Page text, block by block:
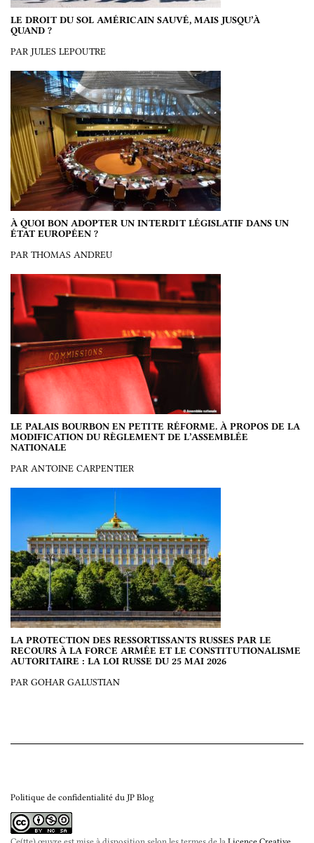
LE DROIT DU SOL AMÉRICAIN SAUVÉ, MAIS JUSQU’À
QUAND ?
PAR JULES LEPOUTRE
À QUOI BON ADOPTER UN INTERDIT LÉGISLATIF DANS UN
ÉTAT EUROPÉEN ?
PAR THOMAS ANDREU
LE PALAIS BOURBON EN PETITE RÉFORME. À PROPOS DE LA
MODIFICATION DU RÈGLEMENT DE L’ASSEMBLÉE
NATIONALE
PAR ANTOINE CARPENTIER
LA PROTECTION DES RESSORTISSANTS RUSSES PAR LE
RECOURS À LA FORCE ARMÉE ET LE CONSTITUTIONALISME
AUTORITAIRE : LA LOI RUSSE DU 25 MAI 2026
PAR GOHAR GALUSTIAN
Politique de confidentialité du JP Blog